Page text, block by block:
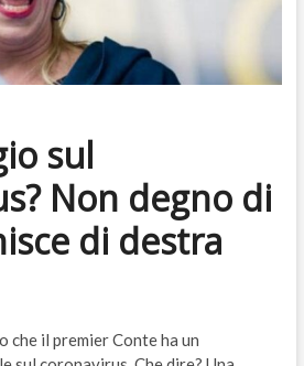
sul
Non degno di
di destra
il premier Conte ha un